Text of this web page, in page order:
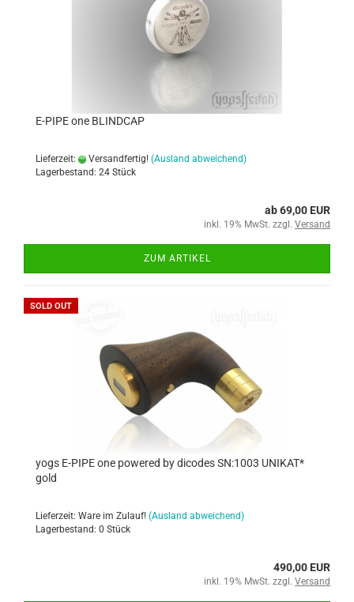
E-PIPE one BLINDCAP
Lieferzeit: Versandfertig! (Ausland abweichend)
Lagerbestand: 24 Stück
ab 69,00 EUR
inkl. 19% MwSt. zzgl. Versand
ZUM ARTIKEL
SOLD OUT
yogs E-PIPE one powered by dicodes SN:1003 UNIKAT*
gold
Lieferzeit: Ware im Zulauf! (Ausland abweichend)
Lagerbestand: 0 Stück
490,00 EUR
inkl. 19% MwSt. zzgl. Versand